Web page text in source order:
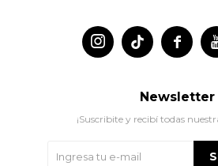


Newsletter
¡Suscribite y recibí todas